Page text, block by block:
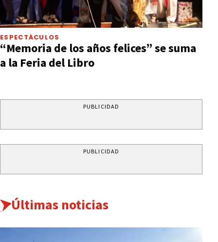
ESPECTÁCULOS
“Memoria de los años felices” se suma
a la Feria del Libro
PUBLICIDAD
PUBLICIDAD
Últimas noticias